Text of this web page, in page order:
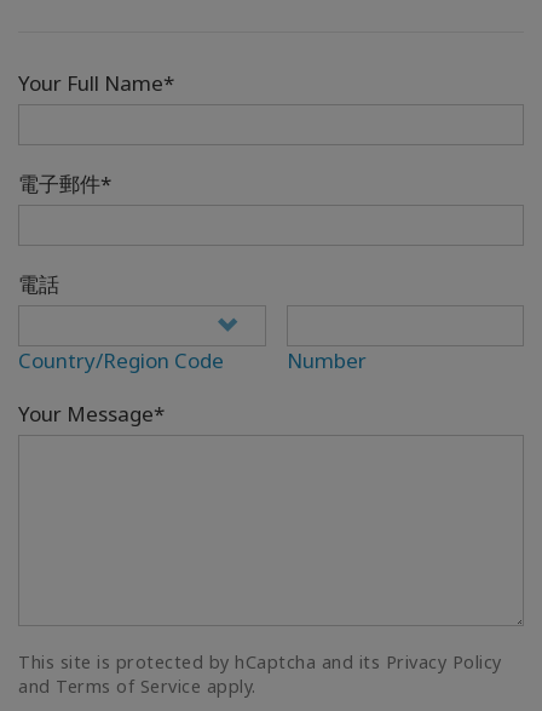
Your Full Name*
電子郵件*
電話
Country/Region Code
Number
Your Message*
This site is protected by hCaptcha and its Privacy Policy
and Terms of Service apply.